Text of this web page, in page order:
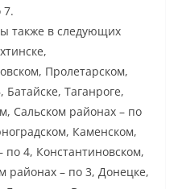
7.
также в следующих
Пролетарском,
Таганроге,
Сальском районах – по
Каменском,
по 4, Константиновском,
районах – по 3, Донецке,